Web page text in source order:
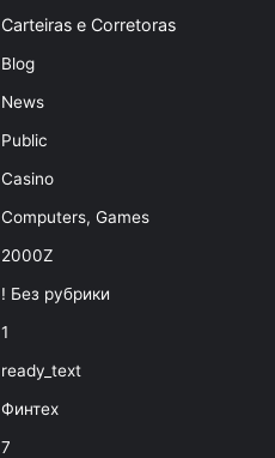
Carteiras e Corretoras
Blog
News
Public
Casino
Computers, Games
2000Z
! Без рубрики
1
ready_text
Финтех
7